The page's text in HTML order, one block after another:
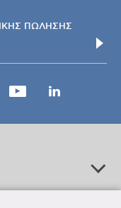
ΠΩΛΗΣΗΣ